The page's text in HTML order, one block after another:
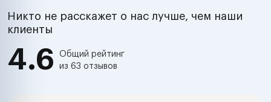
комплекс ,
Никто не расскажет о нас лучше, чем наши
клиенты
4.6
Общий рейтинг
из 63 отзывов